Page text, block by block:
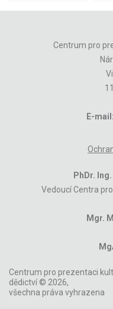
Centrum pro
E-mail:
PhDr.
Vedoucí Centra
Mgr.
Centrum pro prezentaci
dědictví © 2026,
všechna práva vyhrazena